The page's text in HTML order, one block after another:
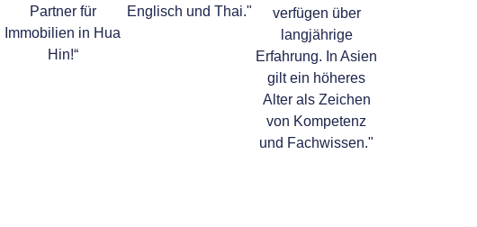
Partner für
Immobilien in Hua
Hin!“
Englisch und Thai."
verfügen über
langjährige
Erfahrung. In Asien
gilt ein höheres
Alter als Zeichen
von Kompetenz
und Fachwissen."